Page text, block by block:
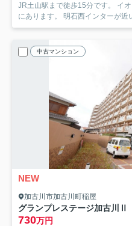
JR土山駅まで徒歩15分です。 イ
にあります。 明石西インターが近
中古マンション
NEW
加古川市加古川町稲屋
グランプレステージ加古川
730万円